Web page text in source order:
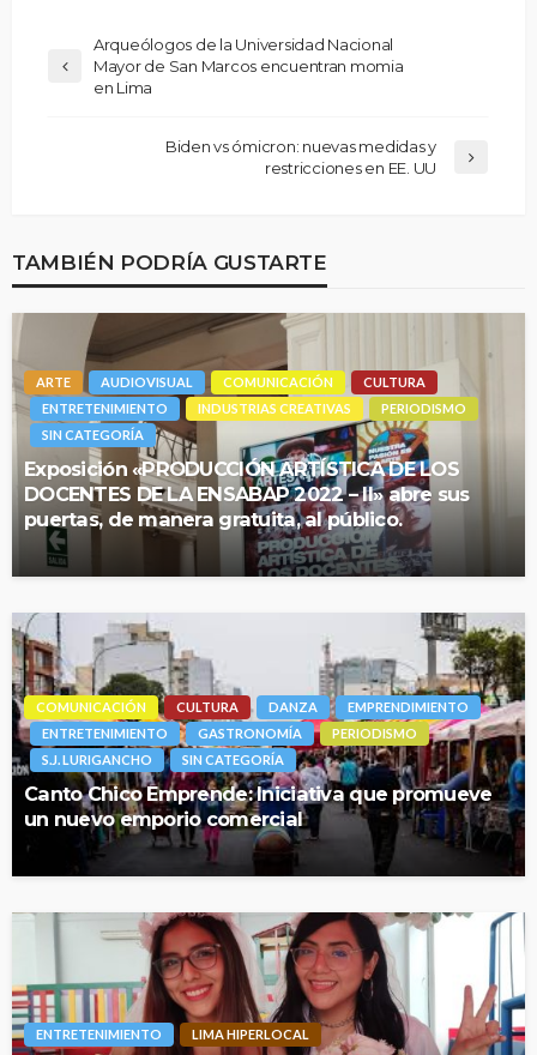
Arqueólogos de la Universidad Nacional
Mayor de San Marcos encuentran momia
en Lima
Biden vs ómicron: nuevas medidas y
restricciones en EE. UU
TAMBIÉN PODRÍA GUSTARTE
ARTE AUDIOVISUAL COMUNICACIÓN
CULTURA
ENTRETENIMIENTO
INDUSTRIAS CREATIVAS
PERIODISMO
SIN CATEGORÍA
Exposición «PRODUCCIÓN ARTÍSTICA DE LOS
DOCENTES DE LA ENSABAP 2022 – II» abre sus
puertas, de manera gratuita, al público.
COMUNICACIÓN CULTURA DANZA
EMPRENDIMIENTO
ENTRETENIMIENTO
GASTRONOMÍA
PERIODISMO
S.J. LURIGANCHO
SIN CATEGORÍA
Canto Chico Emprende: Iniciativa que promueve
un nuevo emporio comercial
ENTRETENIMIENTO LIMA HIPERLOCAL